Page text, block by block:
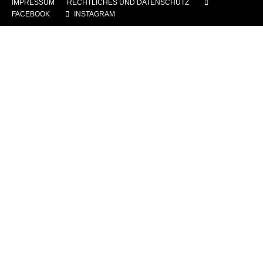
IMPRESSUM RECHTLICHES UND DATENSCHUTZ
FACEBOOK
INSTAGRAM